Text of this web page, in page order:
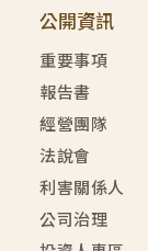
公開資訊
重要事項
報告書
經營團隊
法說會
利害關係人
公司治理